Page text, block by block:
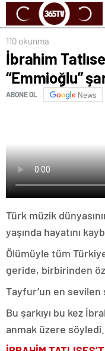
110 okunma
İbrahim
“Emmioğlu”
ABONE OL News
Türk müzik
yaşında hayatını
Ölümüyle tüm
geride, birbirinden
Tayfur’un en sevilen
Bu şarkıyı bu kez
anmak üzere söyledi…